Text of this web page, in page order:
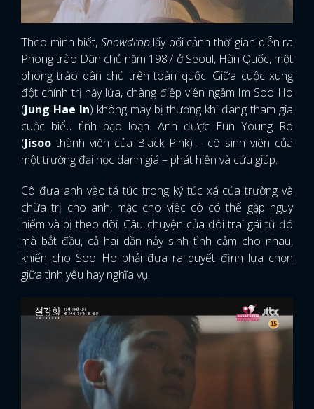
Theo mình biết, Snowdroplấy bối cảnh thời gian diễn ra
Phong trào Dân chủ năm 1987 ở Seoul, Hàn Quốc, một
phong trào dân chủ trên toàn quốc. Giữa cuộc xung
đột chính trị nảy lửa, chàng điệp viên ngầm Im Soo Ho
(Jung Hae In) không may bị thương khi đang tham gia
cuộc biểu tình bạo loạn. Anh được Eun Young Ro
(Jisoo thành viên của Black Pink) – cô sinh viên của
một trường đại học danh giá – phát hiện và cứu giúp.
Cô đưa anh vào tá túc trong ký túc xá của trường và
chữa trị cho anh, mặc cho việc cô có thể gặp nguy
hiểm và bị theo dõi. Câu chuyện của đôi trai gái từ đó
mà bắt đầu, cả hai dần nảy sinh tình cảm cho nhau,
khiến cho Soo Ho phải đưa ra quyết định lựa chọn
giữa tình yêu hay nghĩa vụ.